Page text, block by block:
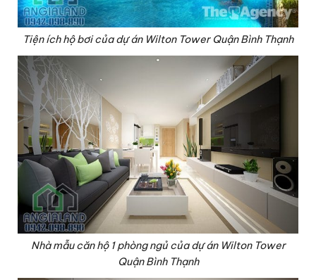
Tiện ích hộ bơi của dự án Wilton Tower Quận Bình Thạnh
Nhà mẫu căn hộ 1 phòng ngủ của dự án Wilton Tower
Quận Bình Thạnh